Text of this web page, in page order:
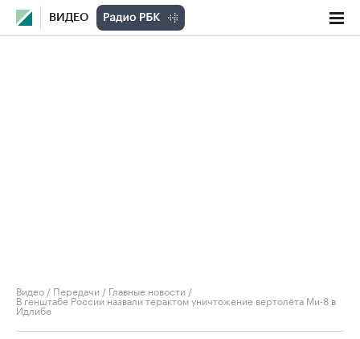
ВИДЕО
Видео / Передачи / Главные новости /
В генштабе России назвали терактом уничтожение вертолёта Ми-8 в
Идлибе